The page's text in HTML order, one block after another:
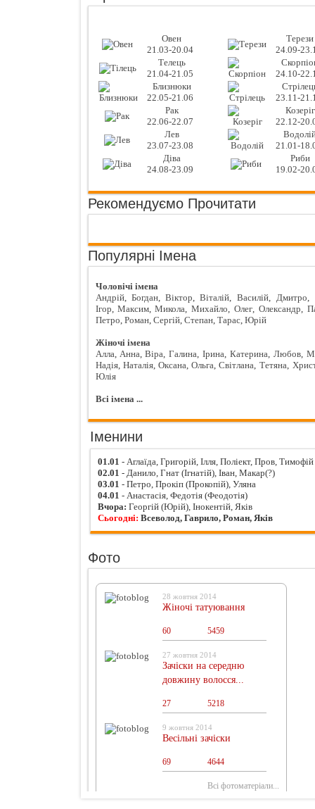
Овен
21.03-20.04
Терези
24.09-
Телець
21.04-21.05
24.10-
Близнюки
22.05-21.06
23.11-
Рак
22.06-22.07
Козеріг
22.12-
Лев
23.07-23.08
21.01-
Діва
24.08-23.09
Риби
19.02-
Рекомендуємо Прочитати
Популярні Імена
Чоловічі імена
Андрій, Богдан, Віктор, Віталій, Василій, Дмитро,
Ігор, Максим, Микола, Михайло, Олег, Олександр,
Петро, Роман, Сергій, Степан, Тарас, Юрій
Жіночі імена
Алла, Анна, Віра, Галина, Ірина, Катерина, Любов,
Надія, Наталія, Оксана, Ольга, Світлана, Тетяна,
Юлія
Всі імена ...
Іменини
01.01 - Аглаїда, Григорій, Ілля, Поліект, Пров, Тимофій
02.01 - Данило, Гнат (Ігнатій), Іван, Макар(?)
03.01 - Петро, Прокіп (Прокопій), Уляна
04.01 - Анастасія, Федотія (Феодотія)
Вчора: Георгій (Юрій), Інокентій, Яків
Сьогодні: Всеволод, Гаврило, Роман, Яків
Фото
28 жовтня 2014
Жіночі татуювання
60 5459
27 жовтня 2014
Зачіски на середню
довжину волосся...
27 5218
9 жовтня 2014
Весільні зачіски
69 4644
Всі фотоматеріали...